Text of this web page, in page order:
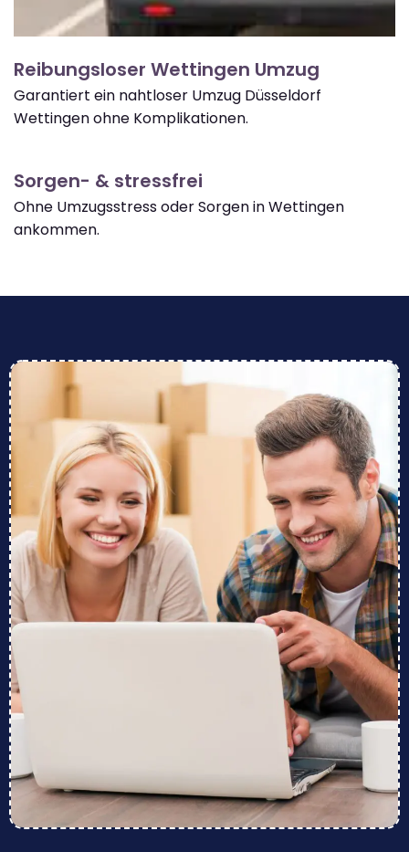
Reibungsloser Wettingen Umzug
Garantiert ein nahtloser Umzug Düsseldorf
Wettingen ohne Komplikationen.
Sorgen- & stressfrei
Ohne Umzugsstress oder Sorgen in Wettingen
ankommen.